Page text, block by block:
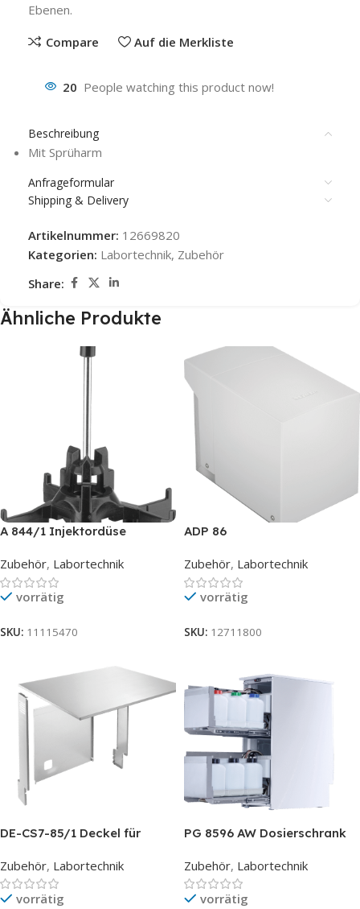
Ebenen.
Compare
Auf die Merkliste
20 People watching this product now!
Beschreibung
Mit Sprüharm
Anfrageformular
Shipping & Delivery
Artikelnummer: 12669820
Kategorien: Labortechnik, Zubehör
Share:
Ähnliche Produkte
A 844/1 Injektordüse
Zubehör, Labortechnik
vorrätig
SKU: 11115470
ADP 86
Zubehör, Labortechnik
vorrätig
SKU: 12711800
DE-CS7-85/1 Deckel für
Zubehör, Labortechnik
vorrätig
PG 8596 AW Dosierschrank
Zubehör, Labortechnik
vorrätig